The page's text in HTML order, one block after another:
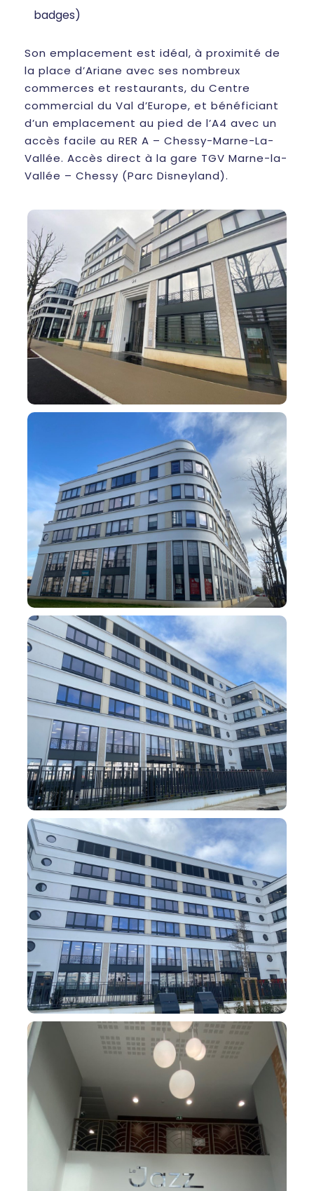
badges)
Son emplacement est idéal, à proximité de
la place d’Ariane avec ses nombreux
commerces et restaurants, du Centre
commercial du Val d’Europe, et bénéficiant
d’un emplacement au pied de l’A4 avec un
accès facile au RER A – Chessy-Marne-La-
Vallée. Accès direct à la gare TGV Marne-la-
Vallée – Chessy (Parc Disneyland).